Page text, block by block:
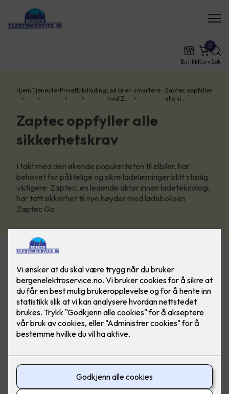
ButikkKurv
0
Søk
Hjem TjenesterPrivatElbilladingLad bilen smartere
med Z…
Zaptec oppfyller
alle si…
Zaptec oppfyller alle
sikkerhetskrav
I takt med den økende populariteten til elbiler, har
behovet for pålitelige og sikre ladeløsninger blitt stadig
viktigere. Zaptec, en ledende aktør innen ladeteknologi,
har tatt sikkerhet til nye høyder med ladeboksen
Zaptec Go.
Zaptec Go er ledende på sikkerhet, og er utviklet for å
være det tryggeste på markedet - slik at du slipper å
bekymre deg.